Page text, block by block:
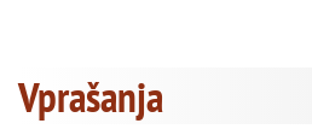
Vprašanja